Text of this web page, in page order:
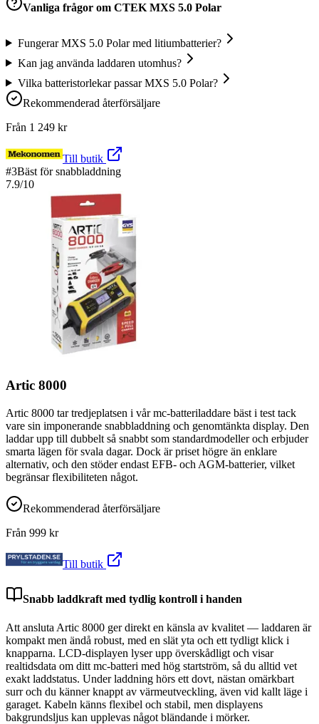
Vanliga frågor om CTEK MXS 5.0 Polar
Fungerar MXS 5.0 Polar med litiumbatterier?
Kan jag använda laddaren utomhus?
Vilka batteristorlekar passar MXS 5.0 Polar?
Rekommenderad återförsäljare
Från 1 249 kr
Till butik
#3Bäst för snabbladdning
7.9/10
Artic 8000
Artic 8000 tar tredjeplatsen i vår mc-batteriladdare bäst i test tack
vare sin imponerande snabbladdning och genomtänkta display. Den
laddar upp till dubbelt så snabbt som standardmodeller och erbjuder
smarta lägen för svala dagar. Dock är priset högre än enklare
alternativ, och den stöder endast EFB- och AGM-batterier, vilket
begränsar flexibiliteten något.
Rekommenderad återförsäljare
Från 999 kr
Till butik
Snabb laddkraft med tydlig kontroll i handen
Att ansluta Artic 8000 ger direkt en känsla av kvalitet — laddaren är
kompakt men ändå robust, med en slät yta och ett tydligt klick i
knapparna. LCD-displayen lyser upp överskådligt och visar
realtidsdata om ditt mc-batteri med hög startström, så du alltid vet
exakt laddstatus. Under laddning hörs ett dovt, nästan omärkbart
surr och du känner knappt av värmeutveckling, även vid kallt läge i
garaget. Kabeln känns flexibel och stabil, men displayens
bakgrundsljus kan upplevas något bländande i mörker.